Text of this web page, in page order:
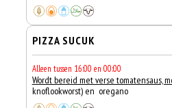
PIZZA SUCUK
Alleen tussen 16:00 en 00:00
Wordt bereid met verse tomatensaus,
knoflookworst) en oregano